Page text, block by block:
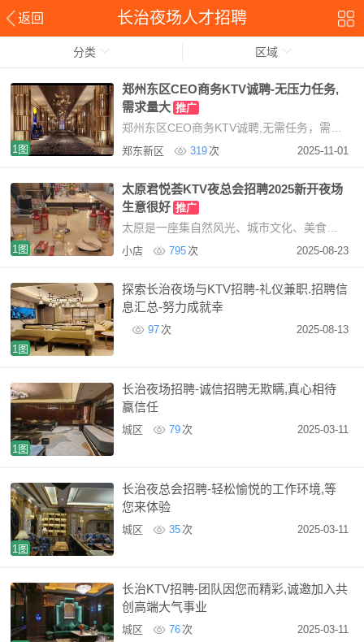
返回 长治夜场人才招聘
分类 区域
1图
郑州东区CEO商务KTV诚聘-无压力任务,
需求量大 推广
郑东新区 319次 2025-11-01
1图
太原君悦荟KTV夜总会招聘2025新开夜场
生意很好 推广
太原是一座集自然风光、城市文化、美食佳肴于一体的美丽城市。无论你是来旅游观光，还是
小店 795次 2025-08-23
1图
探索长治夜场与KTV招聘-礼仪兼职.招聘信
息汇总-努力成就幸
97 次 2025-08-13
1图
长治夜场招聘-诚信招聘无欺瞒,真心相待
赢信任
城区 79 次 2025-03-11
1图
长治夜总会招聘-轻松愉悦的工作环境,等
您来体验
城区 35 次 2025-03-11
长治KTV招聘-团队因您而精彩,诚邀加入共
创高端大气事业
城区 76 次 2025-03-11